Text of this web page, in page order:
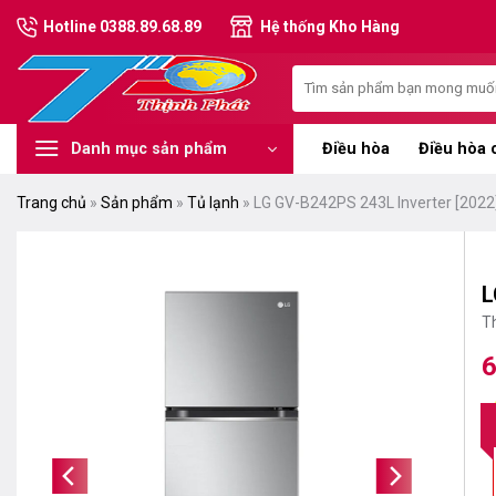
Chuyển
đến
nội
Hotline 0388.89.68.89 Hệ thống Kho Hàng
kiếm:
Danh mục sản phẩm Điều hòa Điều hòa
Trang chủ » Sản phẩm » Tủ lạnh » LG GV-B242PS 243L Inverter
là: